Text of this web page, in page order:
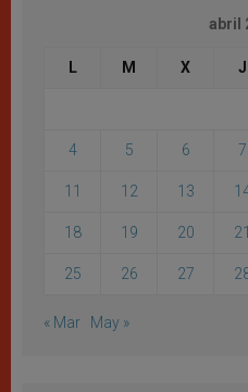
abril
L M X J
4 5 6 7
11 12 13
18 19 20 21
25 26 27
« Mar May »